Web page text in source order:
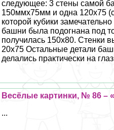
следующее: 3 стены самой
150ммх75мм и одна 120х75
которой кубики
башни была подогнана под
получилась 150х80. Стенки
20х75 Остальные детали
делались пpaктически на
Весёлые картинки, № 86 –
...